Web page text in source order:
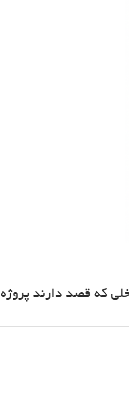
که قصد دارند پروژه